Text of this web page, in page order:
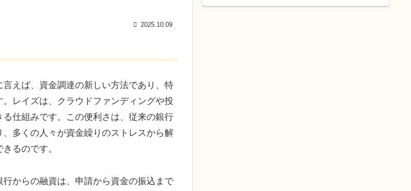
2025.10.09
えば、資金調達の新しい方法であり、特
レイズは、クラウドファンディングや投
仕組みです。この便利さは、従来の銀行
多くの人々が資金繰りのストレスから解
るのです。
からの融資は、申請から資金の振込まで